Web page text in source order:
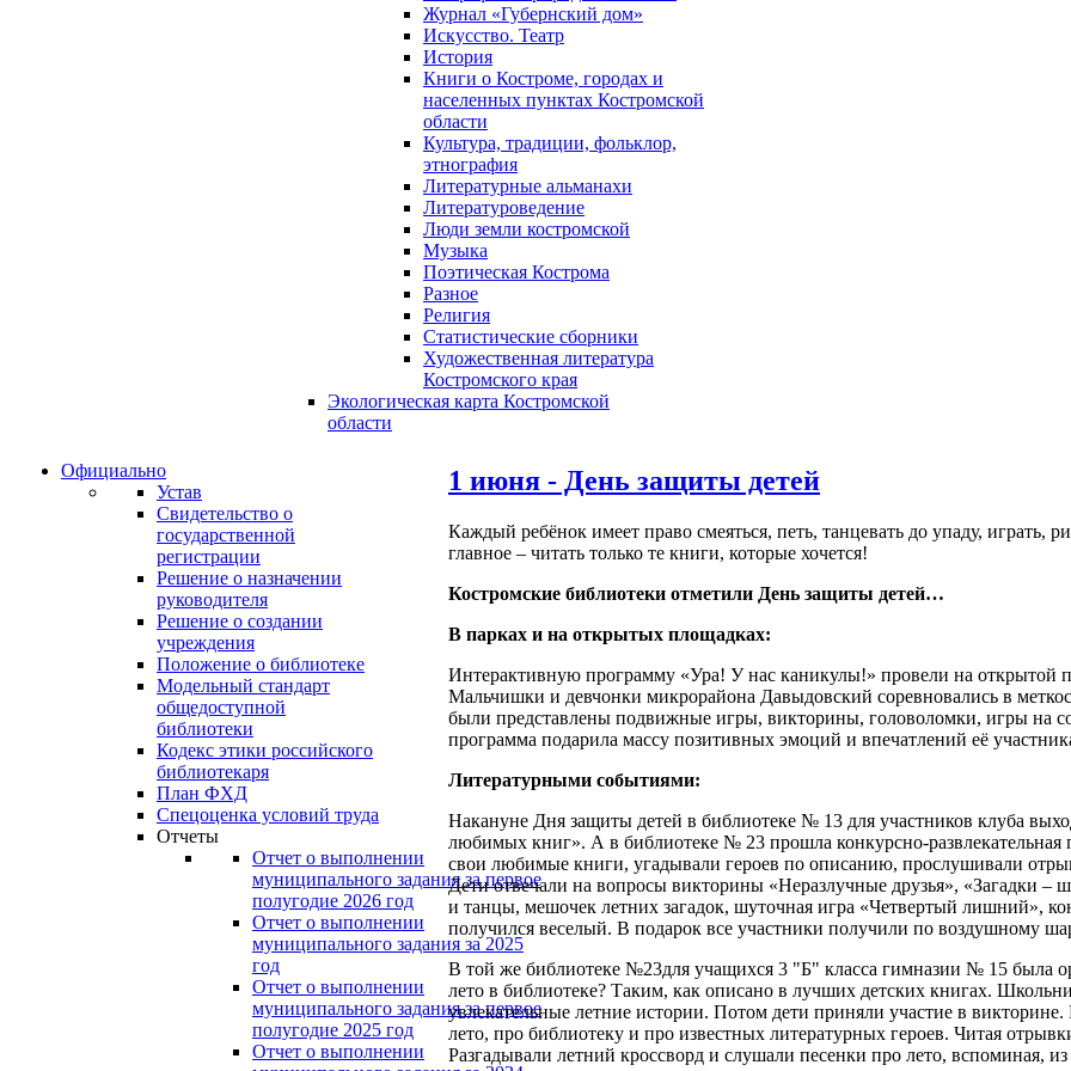
Журнал «Губернский дом»
Искусство. Театр
История
Книги о Костроме, городах и
населенных пунктах Костромской
области
Культура, традиции, фольклор,
этнография
Литературные альманахи
Литературоведение
Люди земли костромской
Музыка
Поэтическая Кострома
Разное
Религия
Статистические сборники
Художественная литература
Костромского края
Экологическая карта Костромской
области
Официально
Устав
Свидетельство о
государственной
регистрации
Решение о назначении
руководителя
Решение о создании
учреждения
Положение о библиотеке
Модельный стандарт
общедоступной
библиотеки
Кодекс этики российского
библиотекаря
План ФХД
Спецоценка условий труда
Отчеты
Отчет о выполнении
муниципального задания за первое
полугодие 2026 год
Отчет о выполнении
муниципального задания за 2025
год
Отчет о выполнении
муниципального задания за первое
полугодие 2025 год
Отчет о выполнении
1 июня - День защиты детей
Каждый ребёнок имеет право смеяться, петь, танцевать до упаду, играть,
главное – читать только те книги, которые хочется!
Костромские библиотеки отметили День защиты детей…
В парках и на открытых площадках:
Интерактивную программу «Ура! У нас каникулы!» провели на
Мальчишки и девчонки микрорайона Давыдовский соревновались в
были представлены подвижные игры, викторины, головоломки, игры на
программа подарила массу позитивных эмоций и впечатлений её
Литературными событиями:
Накануне Дня защиты детей в библиотеке № 13 для участников клуба
любимых книг». А в библиотеке № 23 прошла конкурсно-развлекательная
свои любимые книги, угадывали героев по описанию, прослушивали
Дети отвечали на вопросы викторины «Неразлучные друзья», «Загадки
и танцы, мешочек летних загадок, шуточная игра «Четвертый лишний»,
получился веселый. В подарок все участники получили по воздушному
В той же библиотеке №23для учащихся 3 "Б" класса гимназии № 15 была
лето в библиотеке? Таким, как описано в лучших детских книгах.
увлекательные летние истории. Потом дети приняли участие в
лето, про библиотеку и про известных литературных героев. Читая
Разгадывали летний кроссворд и слушали песенки про лето, вспоминая,